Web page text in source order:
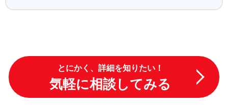
とにかく、詳細を知りたい！
気軽に相談してみる